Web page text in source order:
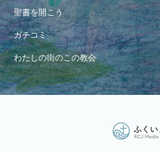
聖書を開こう
ガチコミ
わたしの街のこの教会